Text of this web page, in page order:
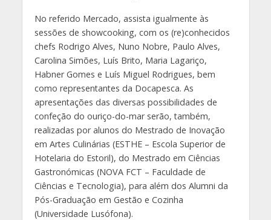
No referido Mercado, assista igualmente às
sessões de showcooking, com os (re)conhecidos
chefs Rodrigo Alves, Nuno Nobre, Paulo Alves,
Carolina Simões, Luís Brito, Maria Lagariço,
Habner Gomes e Luís Miguel Rodrigues, bem
como representantes da Docapesca. As
apresentações das diversas possibilidades de
confeção do ouriço-do-mar serão, também,
realizadas por alunos do Mestrado de Inovação
em Artes Culinárias (ESTHE – Escola Superior de
Hotelaria do Estoril), do Mestrado em Ciências
Gastronómicas (NOVA FCT – Faculdade de
Ciências e Tecnologia), para além dos Alumni da
Pós-Graduação em Gestão e Cozinha
(Universidade Lusófona).